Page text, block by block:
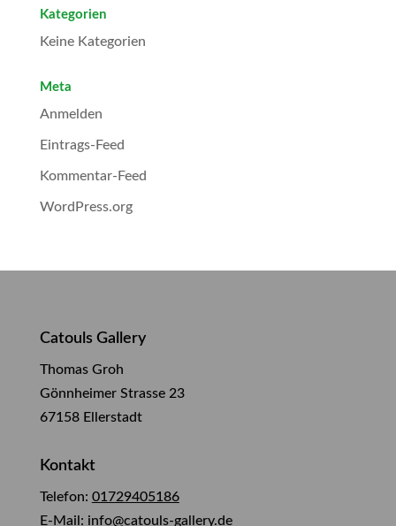
Kategorien
Keine Kategorien
Meta
Anmelden
Eintrags-Feed
Kommentar-Feed
WordPress.org
Catouls Gallery
Thomas Groh
Gönnheimer Strasse 23
67158 Ellerstadt
Kontakt
Telefon: 01729405186
E-Mail: info@catouls-gallery.de